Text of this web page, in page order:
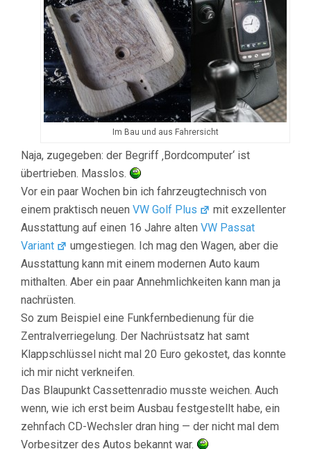
Im Bau und aus Fahrersicht
Naja, zugegeben: der Begriff ‚Bordcomputer‘ ist
übertrieben. Masslos.
Vor ein paar Wochen bin ich fahrzeugtechnisch von
einem praktisch neuen VW Golf Plus
mit exzellenter
Ausstattung auf einen 16 Jahre alten VW Passat
Variant
umgestiegen. Ich mag den Wagen, aber die
Ausstattung kann mit einem modernen Auto kaum
mithalten. Aber ein paar Annehmlichkeiten kann man ja
nachrüsten.
So zum Beispiel eine Funkfernbedienung für die
Zentralverriegelung. Der Nachrüstsatz hat samt
Klappschlüssel nicht mal 20 Euro gekostet, das konnte
ich mir nicht verkneifen.
Das Blaupunkt Cassettenradio musste weichen. Auch
wenn, wie ich erst beim Ausbau festgestellt habe, ein
zehnfach CD-Wechsler dran hing — der nicht mal dem
Vorbesitzer des Autos bekannt war.